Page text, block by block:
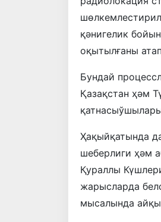
қәнигелик
оқытылғаны
Бундай
Қазақстан ҳәм
Ҳақыйқатында
шеберлиги ҳәм
Қураллы
жарысларда
мысалында